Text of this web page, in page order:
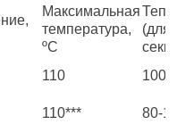
Максимальная
температура,
ºС
(для
110
100-
110***
80-